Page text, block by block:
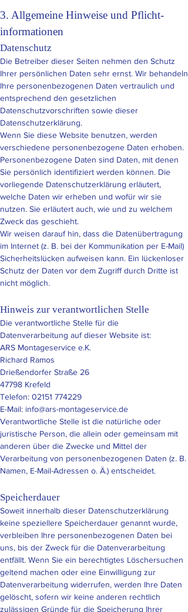
3. Allgemeine Hinweise und Pflicht­
informationen
Datenschutz
Die Betreiber dieser Seiten nehmen den Schutz
Ihrer persönlichen Daten sehr ernst. Wir behandeln
Ihre personenbezogenen Daten vertraulich und
entsprechend den gesetzlichen
Datenschutzvorschriften sowie dieser
Datenschutzerklärung.
Wenn Sie diese Website benutzen, werden
verschiedene personenbezogene Daten erhoben.
Personenbezogene Daten sind Daten, mit denen
Sie persönlich identifiziert werden können. Die
vorliegende Datenschutzerklärung erläutert,
welche Daten wir erheben und wofür wir sie
nutzen. Sie erläutert auch, wie und zu welchem
Zweck das geschieht.
Wir weisen darauf hin, dass die Datenübertragung
im Internet (z. B. bei der Kommunikation per E-Mail)
Sicherheitslücken aufweisen kann. Ein lückenloser
Schutz der Daten vor dem Zugriff durch Dritte ist
nicht möglich.
Hinweis zur verantwortlichen Stelle
Die verantwortliche Stelle für die
Datenverarbeitung auf dieser Website ist:
ARS Montageservice e.K.
Richard Ramos
Drießendorfer Straße 26
47798 Krefeld
Telefon: 02151 774229
E-Mail: info@ars-montageservice.de
Verantwortliche Stelle ist die natürliche oder
juristische Person, die allein oder gemeinsam mit
anderen über die Zwecke und Mittel der
Verarbeitung von personenbezogenen Daten (z. B.
Namen, E-Mail-Adressen o. Ä.) entscheidet.
Speicherdauer
Soweit innerhalb dieser Datenschutzerklärung
keine speziellere Speicherdauer genannt wurde,
verbleiben Ihre personenbezogenen Daten bei
uns, bis der Zweck für die Datenverarbeitung
entfällt. Wenn Sie ein berechtigtes Löschersuchen
geltend machen oder eine Einwilligung zur
Datenverarbeitung widerrufen, werden Ihre Daten
gelöscht, sofern wir keine anderen rechtlich
zulässigen Gründe für die Speicherung Ihrer